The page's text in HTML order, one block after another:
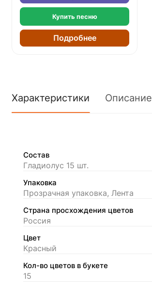
Купить песню
Подробнее
Характеристики Описание
Состав
Гладиолус 15 шт.
Упаковка
Прозрачная упаковка, Лента
Страна просхождения цветов
Россия
Цвет
Красный
Кол-во цветов в букете
15